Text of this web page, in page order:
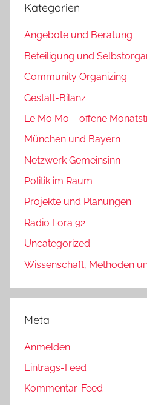
Kategorien
Angebote und Beratung
Beteiligung und
Community Organizing
Gestalt-Bilanz
Le Mo Mo – offene
München und Bayern
Netzwerk Gemeinsinn
Politik im Raum
Projekte und Planungen
Radio Lora 92
Uncategorized
Wissenschaft, Methoden
Meta
Anmelden
Eintrags-Feed
Kommentar-Feed